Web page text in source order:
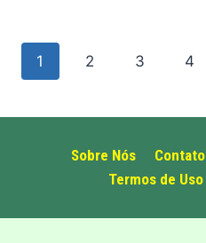
Page
1 2 3 4
Sobre Nós Contato
Termos de Uso